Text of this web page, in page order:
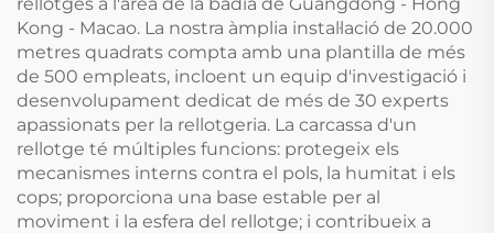
Kong - Macao. La nostra àmplia instal·lació de 20.000
metres quadrats compta amb una plantilla de més
de 500 empleats, incloent un equip d'investigació i
desenvolupament dedicat de més de 30 experts
apassionats per la rellotgeria. La carcassa d'un
rellotge té múltiples funcions: protegeix els
mecanismes interns contra el pols, la humitat i els
cops; proporciona una base estable per al
moviment i la esfera del rellotge; i contribueix a